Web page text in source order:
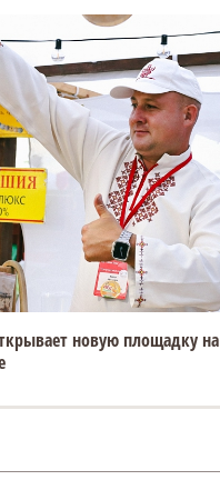
новую площадку на
3 экрана, искусственный